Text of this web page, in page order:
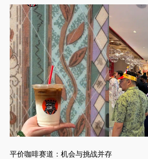
平价咖啡赛道：机会与挑战并存